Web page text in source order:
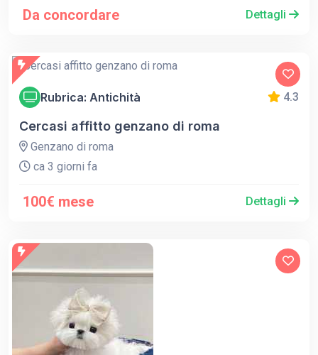
Da concordare Dettagli
Rubrica: Antichità 4.3
Cercasi affitto genzano di roma
Genzano di roma
ca 3 giorni fa
100€ mese Dettagli